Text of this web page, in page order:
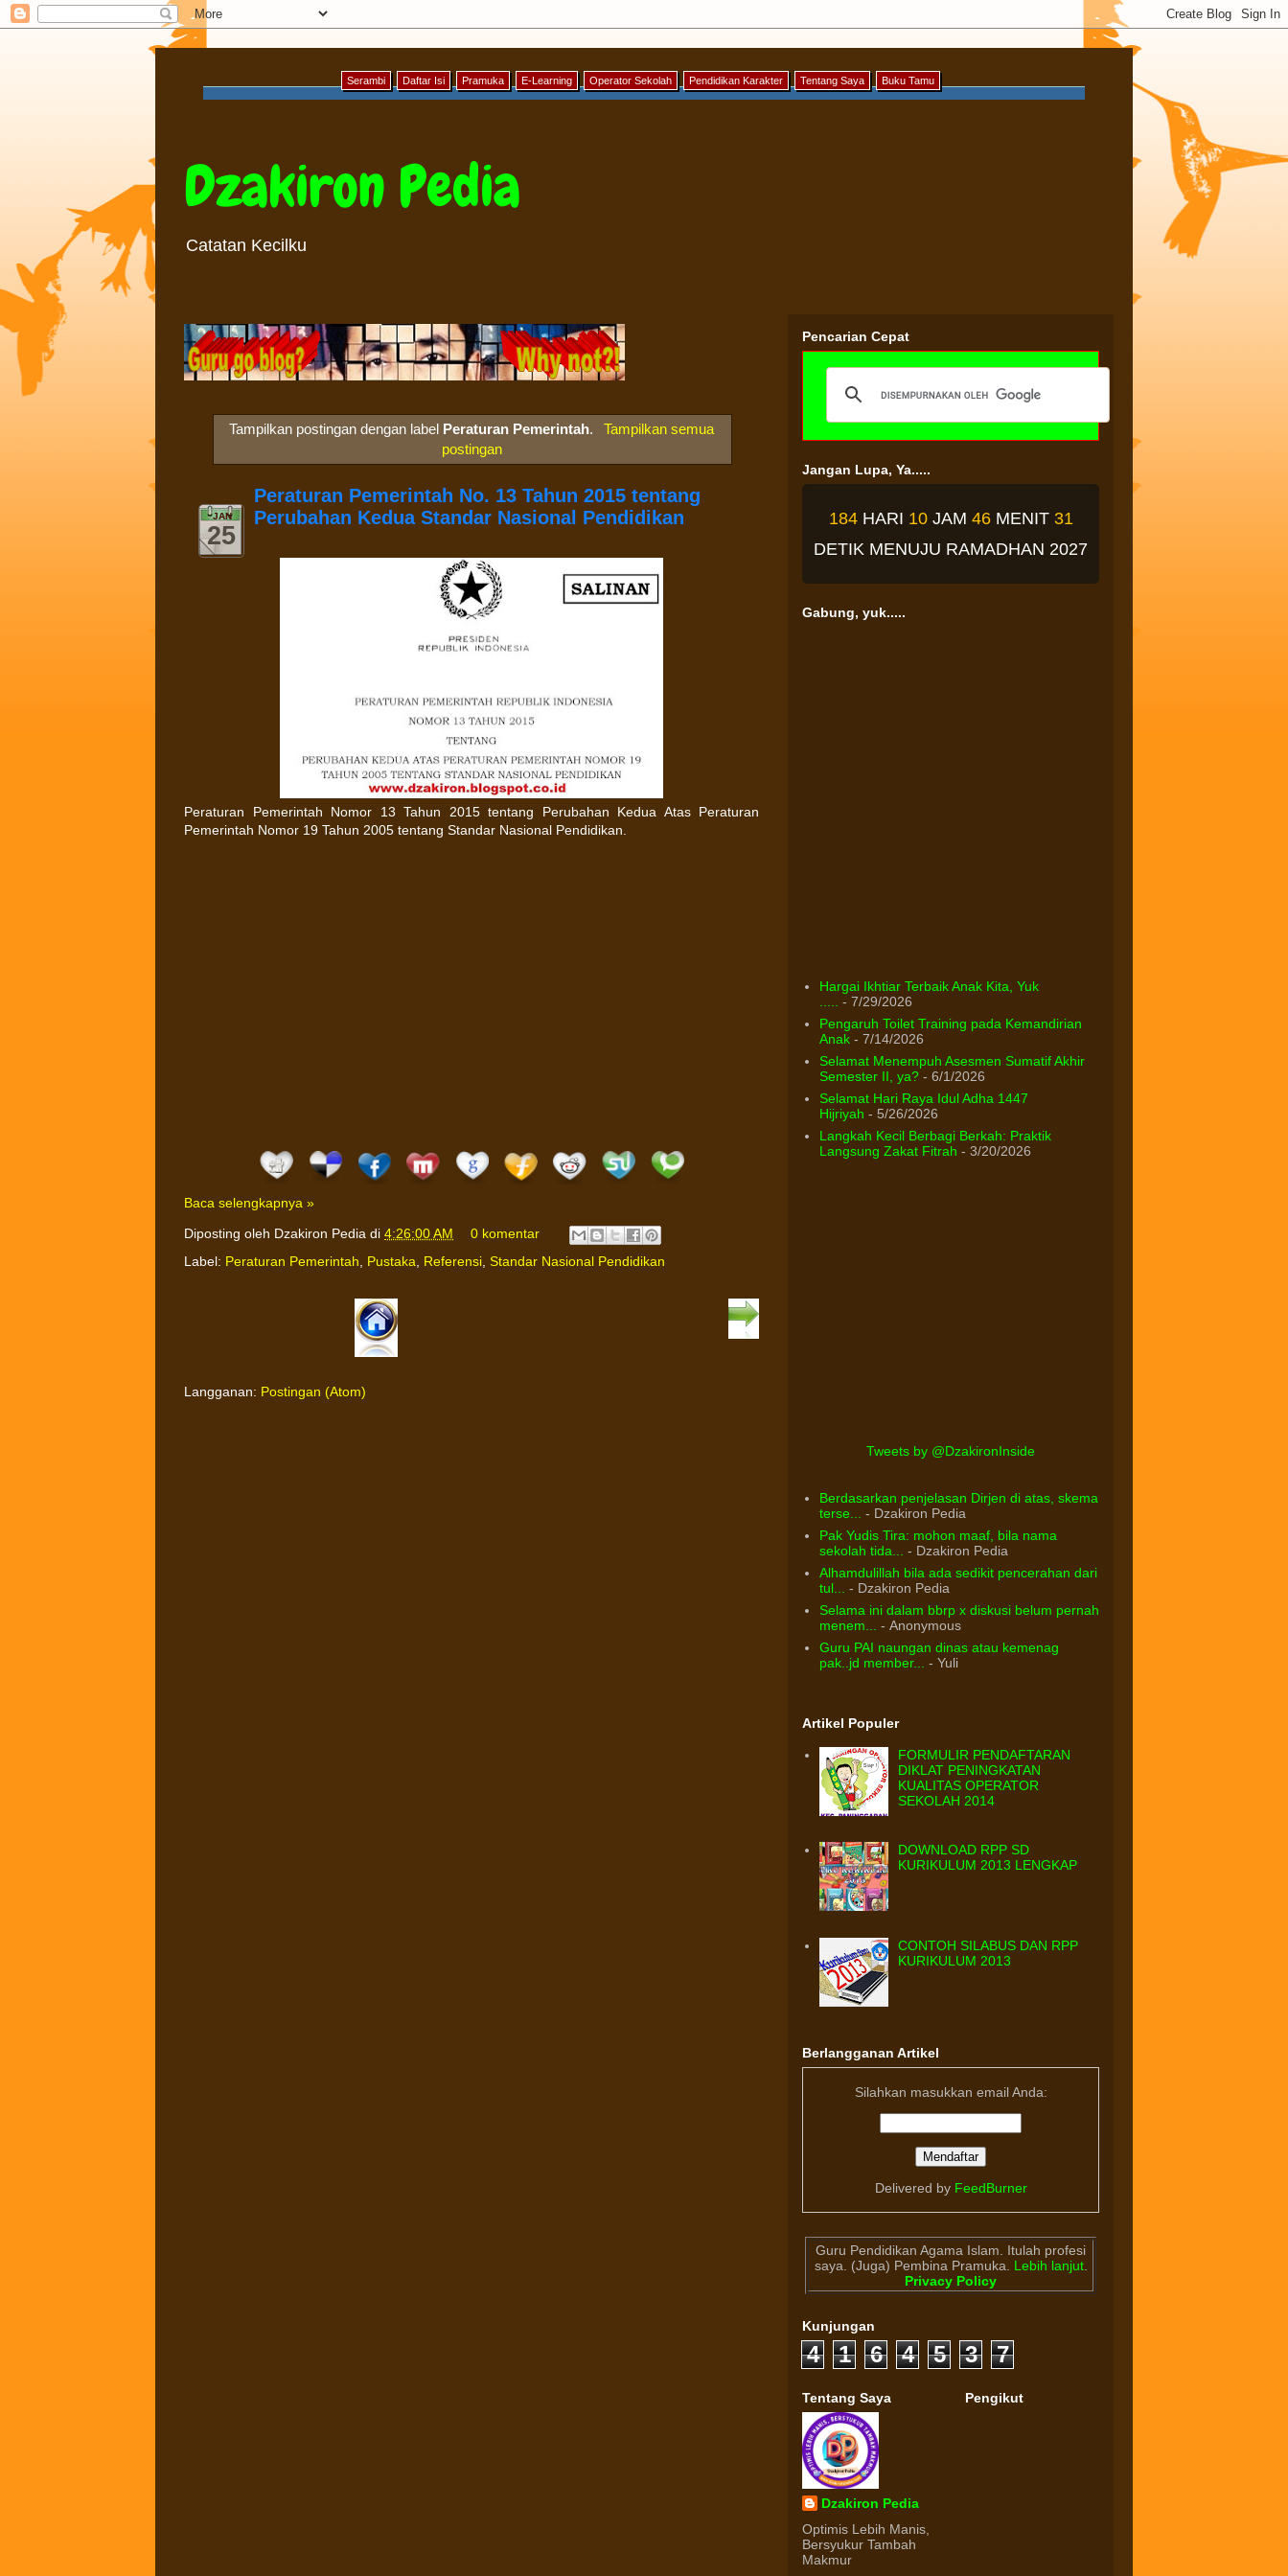
Serambi Daftar Isi Pramuka E-Learning Operator Sekolah Pendidikan Karakter Tentang Saya Buku Tamu
Dzakiron Pedia
Catatan Kecilku
Tampilkan postingan dengan label Peraturan Pemerintah.
Tampilkan semua
postingan
JAN
25
Peraturan Pemerintah No. 13 Tahun 2015 tentang
Perubahan Kedua Standar Nasional Pendidikan
Peraturan Pemerintah Nomor 13 Tahun 2015 tentang Perubahan Kedua Atas Peraturan
Pemerintah Nomor 19 Tahun 2005 tentang Standar Nasional Pendidikan.
Baca selengkapnya »
Diposting oleh Dzakiron Pedia di 4:26:00 AM
0 komentar
Label: Peraturan Pemerintah, Pustaka, Referensi, Standar Nasional Pendidikan
Langganan: Postingan (Atom)
Pencarian Cepat
Jangan Lupa, Ya.....
184 HARI 10 JAM 46 MENIT31
DETIK MENUJU RAMADHAN 2027
Gabung, yuk.....
Hargai Ikhtiar Terbaik Anak Kita, Yuk
- 7/29/2026
Pengaruh Toilet Training pada Kemandirian
Anak- 7/14/2026
Selamat Menempuh Asesmen Sumatif Akhir
Semester II, ya?- 6/1/2026
Selamat Hari Raya Idul Adha 1447
Hijriyah - 5/26/2026
Langkah Kecil Berbagi Berkah: Praktik
Langsung Zakat Fitrah - 3/20/2026
Tweets by @DzakironInside
Berdasarkan penjelasan Dirjen di atas, skema
terse...
- Dzakiron Pedia
Pak Yudis Tira: mohon maaf, bila nama
sekolah tida...
- Dzakiron Pedia
Alhamdulillah bila ada sedikit pencerahan dari
tul...
- Dzakiron Pedia
Selama ini dalam bbrp x diskusi belum pernah
menem...
- Anonymous
Guru PAI naungan dinas atau kemenag
pak..jd member...
- Yuli
Artikel Populer
FORMULIR PENDAFTARAN
DIKLAT PENINGKATAN
KUALITAS OPERATOR
SEKOLAH 2014
DOWNLOAD RPP SD
KURIKULUM 2013 LENGKAP
CONTOH SILABUS DAN RPP
KURIKULUM 2013
Berlangganan Artikel
Silahkan masukkan email Anda:
Delivered by FeedBurner
Guru Pendidikan Agama Islam. Itulah profesi
saya. (Juga) Pembina Pramuka.
Lebih lanjut.
Privacy Policy
Kunjungan
4 1 6 4 5 3 7
Tentang Saya
Dzakiron Pedia
Optimis Lebih Manis,
Bersyukur Tambah
Makmur
Pengikut